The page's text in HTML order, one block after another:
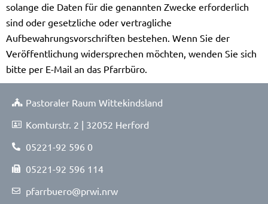
solange die Daten für die genannten Zwecke erforderlich
sind oder gesetzliche oder vertragliche
Aufbewahrungsvorschriften bestehen. Wenn Sie der
Veröffentlichung widersprechen möchten, wenden Sie sich
bitte per E-Mail an das Pfarrbüro.
Pastoraler Raum Wittekindsland
Komturstr. 2 | 32052 Herford
05221-92 596 0
05221-92 596 114
pfarrbuero@prwi.nrw